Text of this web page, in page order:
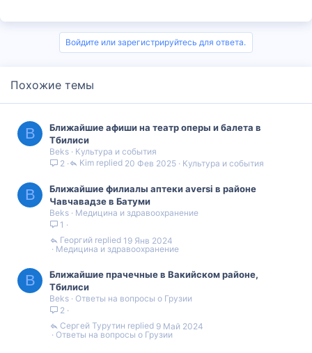
Войдите или зарегистрируйтесь для ответа.
Похожие темы
B
Ближайшие афиши на театр оперы и балета в
Тбилиси
Beks
Культура и события
2
Культура и события
20 Фев 2025
Kim
B
Ближайшие филиалы аптеки aversi в районе
Чавчавадзе в Батуми
Beks
Медицина и здравоохранение
1
Медицина и здравоохранение
19 Янв 2024
Георгий
B
Ближайшие прачечные в Вакийском районе,
Тбилиси
Beks Ответы на вопросы о Грузии
2
Ответы на вопросы о Грузии
9 Май 2024
Сергей Турутин